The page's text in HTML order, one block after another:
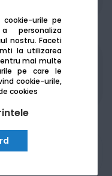
urile pe
personaliza
nostru. Faceti
la utilizarea
mai multe
pe care le
cookie-urile,
cookies
pe platforma de
de ajutor